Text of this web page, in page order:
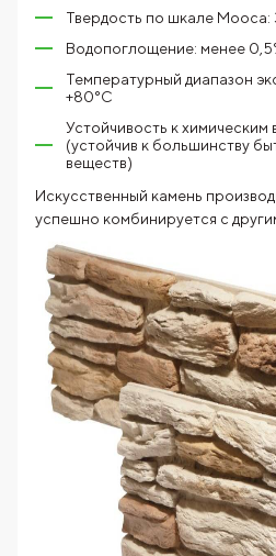
Твердость по шкале Мооса:
Водопоглощение: менее
Температурный диапазон
+80°C
Устойчивость к химическим
(устойчив к большинству
веществ)
Искусственный камень
успешно комбинируется с